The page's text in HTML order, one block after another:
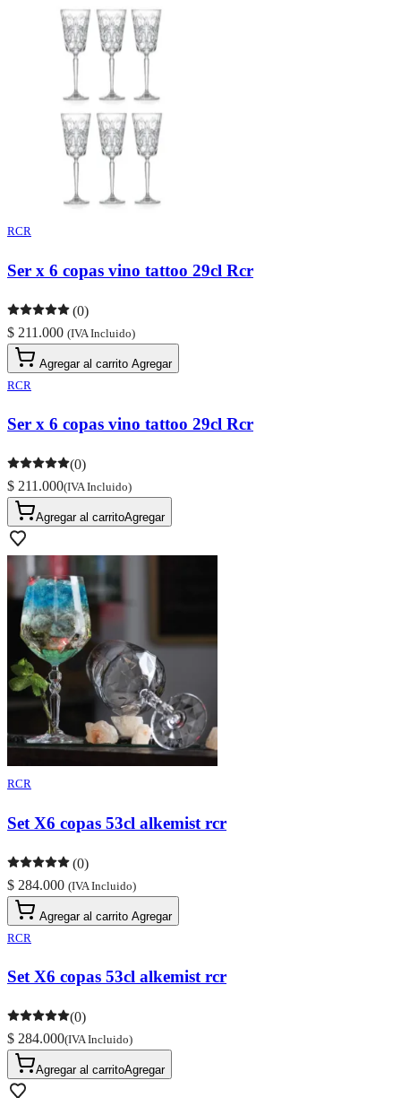
RCR
Ser x 6 copas vino tattoo 29cl Rcr
(0)
$ 211.000 (IVA Incluido)
Agregar al carrito Agregar
RCR
Ser x 6 copas vino tattoo 29cl Rcr
(0)
$ 211.000(IVA Incluido)
Agregar al carritoAgregar
RCR
Set X6 copas 53cl alkemist rcr
(0)
$ 284.000 (IVA Incluido)
Agregar al carrito Agregar
RCR
Set X6 copas 53cl alkemist rcr
(0)
$ 284.000(IVA Incluido)
Agregar al carritoAgregar